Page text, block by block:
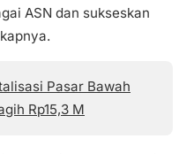
ASN dan sukseskan
Pasar Bawah
Rp15,3 M